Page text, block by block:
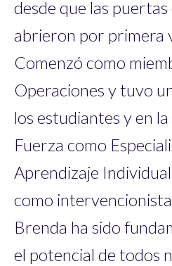
desde que las puertas
abrieron por primera
Comenzó como
Operaciones y tuvo
los estudiantes y en
Fuerza como
Aprendizaje
como
Brenda ha sido
el potencial de todos